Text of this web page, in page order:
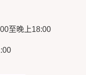
至晚上18:00